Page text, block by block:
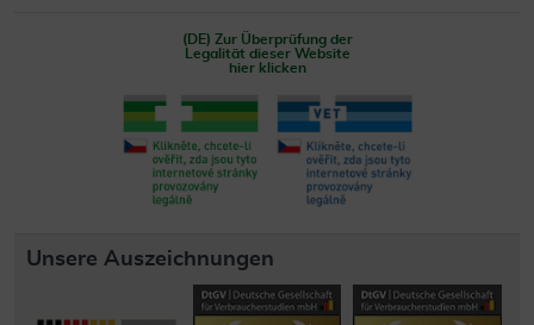
(DE) Zur Überprüfung der
Legalität dieser Website
hier klicken
Unsere Auszeichnungen